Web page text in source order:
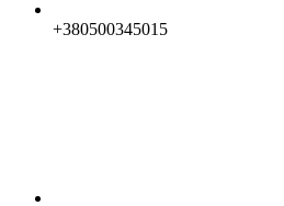
+380500345015